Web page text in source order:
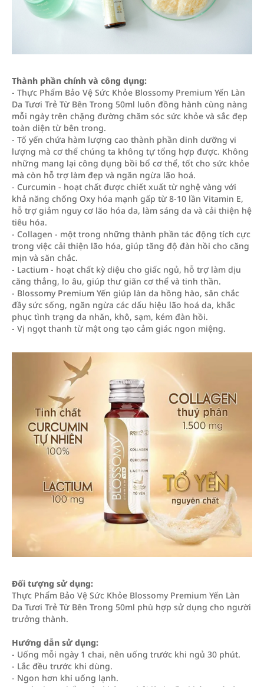
Thành phần chính và công dụng:
- Thực Phẩm Bảo Vệ Sức Khỏe Blossomy Premium Yến Làn
Da Tươi Trẻ Từ Bên Trong 50ml luôn đồng hành cùng nàng
mỗi ngày trên chặng đường chăm sóc sức khỏe và sắc đẹp
toàn diện từ bên trong.
- Tổ yến chứa hàm lượng cao thành phần dinh dưỡng vi
lượng mà cơ thể chúng ta không tự tổng hợp được. Không
những mang lại công dụng bồi bổ cơ thể, tốt cho sức khỏe
mà còn hỗ trợ làm đẹp và ngăn ngừa lão hoá.
- Curcumin - hoạt chất được chiết xuất từ nghệ vàng với
khả năng chống Oxy hóa mạnh gấp từ 8-10 lần Vitamin E,
hỗ trợ giảm nguy cơ lão hóa da, làm sáng da và cải thiện hệ
tiêu hóa.
- Collagen - một trong những thành phần tác động tích cực
trong việc cải thiện lão hóa, giúp tăng độ đàn hồi cho căng
mịn và săn chắc.
- Lactium - hoạt chất kỳ diệu cho giấc ngủ, hỗ trợ làm dịu
căng thẳng, lo âu, giúp thư giãn cơ thể và tinh thần.
- Blossomy Premium Yến giúp làn da hồng hào, săn chắc
đầy sức sống, ngăn ngừa các dấu hiệu lão hoá da, khắc
phục tình trạng da nhăn, khô, sạm, kém đàn hồi.
- Vị ngọt thanh từ mật ong tạo cảm giác ngon miệng.
Đối tượng sử dụng:
Thực Phẩm Bảo Vệ Sức Khỏe Blossomy Premium Yến Làn
Da Tươi Trẻ Từ Bên Trong 50ml phù hợp sử dụng cho người
trưởng thành.
Hướng dẫn sử dụng:
- Uống mỗi ngày 1 chai, nên uống trước khi ngủ 30 phút.
- Lắc đều trước khi dùng.
- Ngon hơn khi uống lạnh.